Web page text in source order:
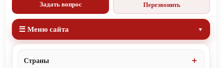
Задать вопрос Перезвонить
☰ Меню сайта
Страны